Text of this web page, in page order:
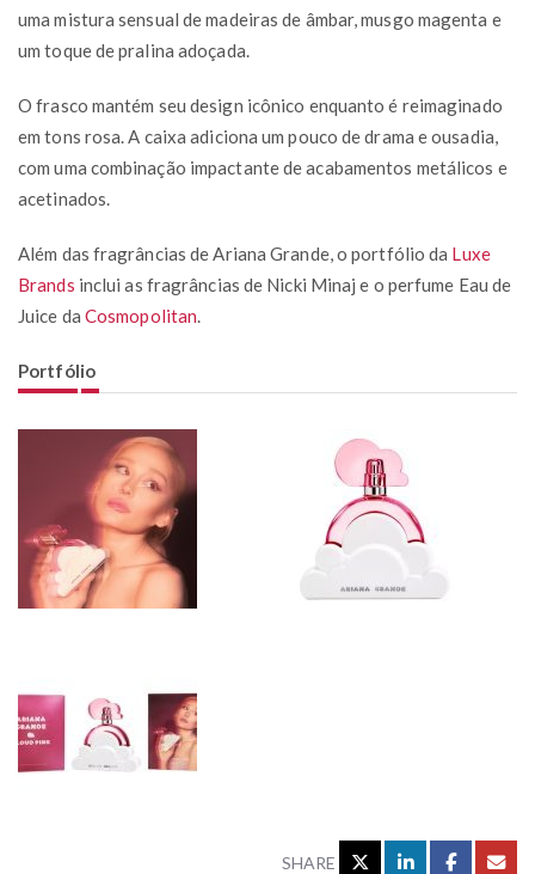
uma mistura sensual de madeiras de âmbar, musgo magenta e
um toque de pralina adoçada.
O frasco mantém seu design icônico enquanto é reimaginado
em tons rosa. A caixa adiciona um pouco de drama e ousadia,
com uma combinação impactante de acabamentos metálicos e
acetinados.
Além das fragrâncias de Ariana Grande, o portfólio da Luxe
Brands inclui as fragrâncias de Nicki Minaj e o perfume Eau de
Juice da Cosmopolitan
Portfólio
SHARE